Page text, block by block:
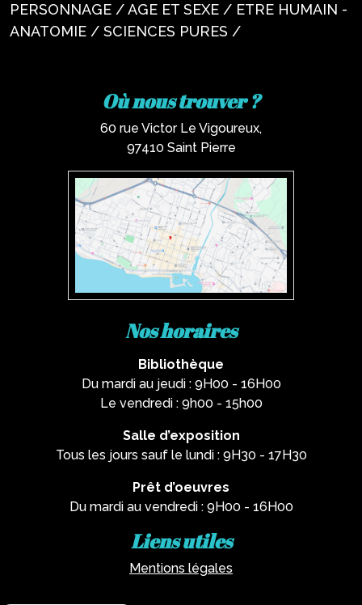
PERSONNAGE / AGE ET SEXE / ETRE HUMAIN -
ANATOMIE / SCIENCES PURES /
Où nous trouver ?
60 rue Victor Le Vigoureux,
97410 Saint Pierre
Nos horaires
Bibliothèque
Du mardi au jeudi : 9H00 - 16H00
Le vendredi : 9h00 - 15h00
Salle d’exposition
Tous les jours sauf le lundi : 9H30 - 17H30
Prêt d’oeuvres
Du mardi au vendredi : 9H00 - 16H00
Liens utiles
Mentions légales